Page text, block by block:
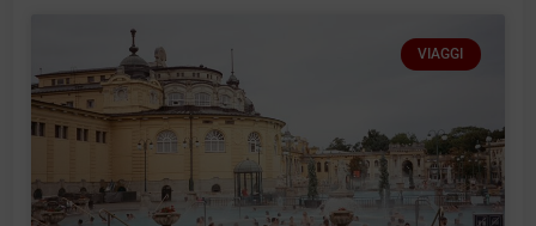
VIAGGI